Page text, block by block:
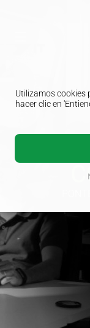
Utilizamos cookies
hacer clic en